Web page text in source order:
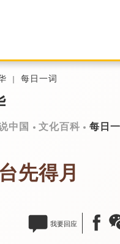
每日一词
中国 文化百科 每日
先得月
我要回应